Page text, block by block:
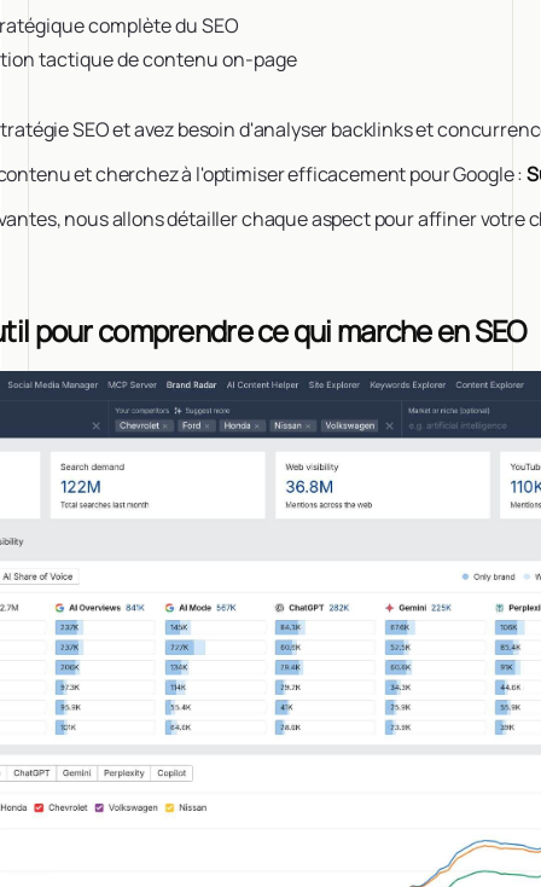
complète du SEO
tactique de contenu on-page
SEO et avez besoin d'analyser backlinks et
et cherchez à l'optimiser efficacement pour Google :
nous allons détailler chaque aspect pour affiner votre
pour comprendre ce qui marche en SEO